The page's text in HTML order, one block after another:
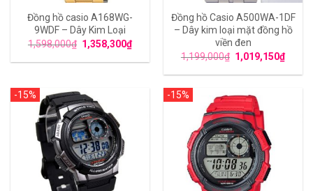
Đồng hồ casio A168WG-
9WDF – Dây Kim Loại
1,598,000₫ 1,358,300₫
Đồng hồ Casio A500WA-1DF
– Dây kim loại mặt đồng hồ
viền đen
1,199,000₫ 1,019,150₫
-15% -15%